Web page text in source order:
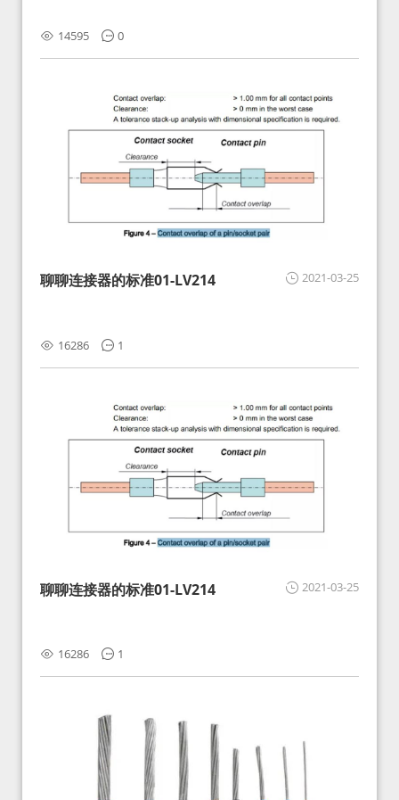
14595 0
2021-03-25
聊聊连接器的标准01-LV214
16286 1
2021-03-25
聊聊连接器的标准01-LV214
16286 1